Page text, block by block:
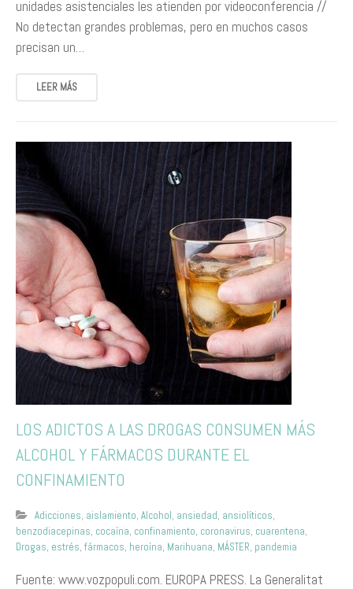
unidades asistenciales les atienden por videoconferencia //
No detectan grandes problemas, pero en muchos casos
precisan un…
LEER MÁS
LOS ADICTOS A LAS DROGAS CONSUMEN MÁS
ALCOHOL Y FÁRMACOS DURANTE EL
CONFINAMIENTO
Adicciones, aislamiento, Alcohol, ansiedad, ansiolíticos,
benzodiacepinas, cocaína, confinamiento, coronavirus, cuarentena,
Drogas, estrés, fármacos, heroína, Marihuana, MÁSTER, pandemia
Fuente: www.vozpopuli.com. EUROPA PRESS. La Generalitat